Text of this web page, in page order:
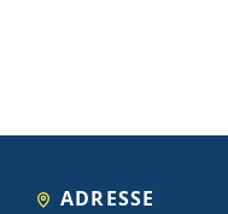
ADRESSE